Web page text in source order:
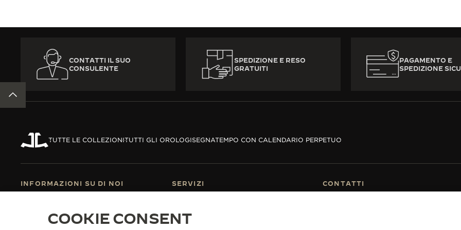
CONTATTI IL SUO
CONSULENTE
SPEDIZIONE E RESO
GRATUITI
PAGAMENTO E
SPEDIZIONE
TUTTE LE COLLEZIONITUTTI GLI OROLOGISEGNATEMPO CON CALENDARIO PERPETUO
INFORMAZIONI SU DI NOI
SI UNISCA ALLA NOSTRA MAISON
SERVIZI
SERVIZI POST-VENDITA
GARANZIA JAEGER-LECOULTRE
CONTATTI
COOKIE CONSENT